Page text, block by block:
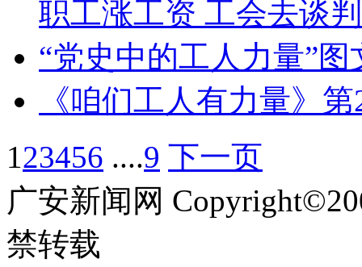
职工涨工资 工会去谈判
“党史中的工人力量”
《咱们工人有力量》
123456 ....9 下一页
广安新闻网
禁转载